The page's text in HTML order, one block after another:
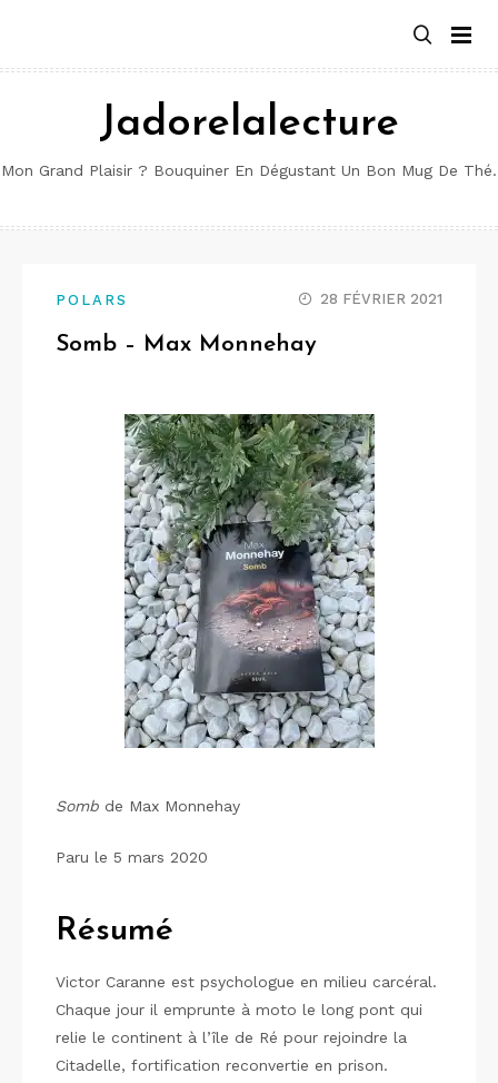
contenu
Jadorelalecture
Mon Grand Plaisir ? Bouquiner En Dégustant Un Bon Mug De Thé.
POLARS 28 FÉVRIER 2021
Somb – Max Monnehay
Somb de Max Monnehay
Paru le 5 mars 2020
Résumé
Victor Caranne est psychologue en milieu carcéral.
Chaque jour il emprunte à moto le long pont qui
relie le continent à l’île de Ré pour rejoindre la
Citadelle, fortification reconvertie en prison.